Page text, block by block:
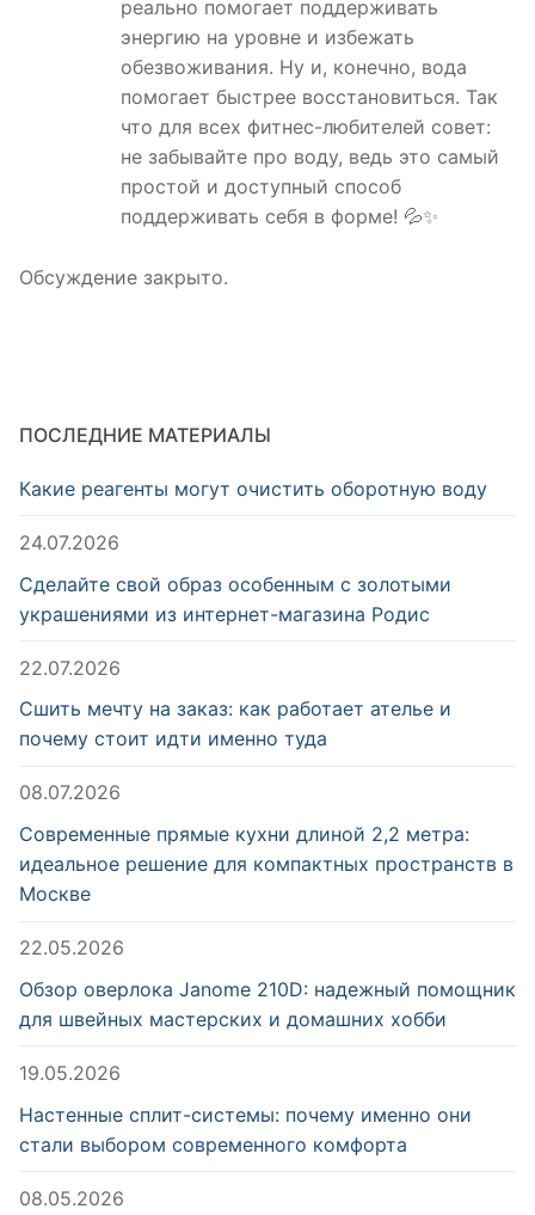
реально помогает поддерживать
энергию на уровне и избежать
обезвоживания. Ну и, конечно, вода
помогает быстрее восстановиться. Так
что для всех фитнес-любителей совет:
не забывайте про воду, ведь это самый
простой и доступный способ
поддерживать себя в форме! 💦✨
Обсуждение закрыто.
ПОСЛЕДНИЕ МАТЕРИАЛЫ
Какие реагенты могут очистить оборотную воду
24.07.2026
Сделайте свой образ особенным с золотыми
украшениями из интернет-магазина Родис
22.07.2026
Сшить мечту на заказ: как работает ателье и
почему стоит идти именно туда
08.07.2026
Современные прямые кухни длиной 2,2 метра:
идеальное решение для компактных пространств в
Москве
22.05.2026
Обзор оверлока Janome 210D: надежный помощник
для швейных мастерских и домашних хобби
19.05.2026
Настенные сплит-системы: почему именно они
стали выбором современного комфорта
08.05.2026